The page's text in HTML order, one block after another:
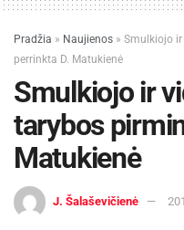
Pradžia » Naujienos » Smulkiojo
perrinkta D. Matukienė
Smulkiojo ir
tarybos
Matukienė
J. Šalaševičienė